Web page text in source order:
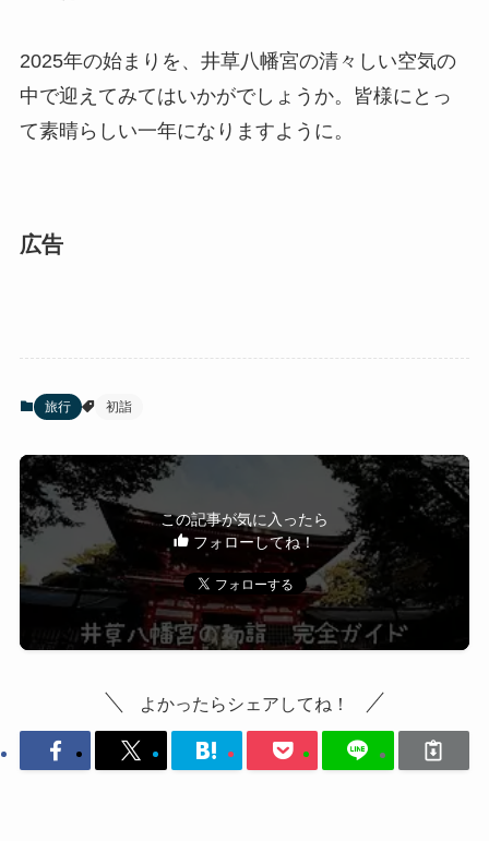
2025年の始まりを、井草八幡宮の清々しい空気の
中で迎えてみてはいかがでしょうか。皆様にとっ
て素晴らしい一年になりますように。
広告
旅行 初詣
この記事が気に入ったら
フォローしてね！
よかったらシェアしてね！